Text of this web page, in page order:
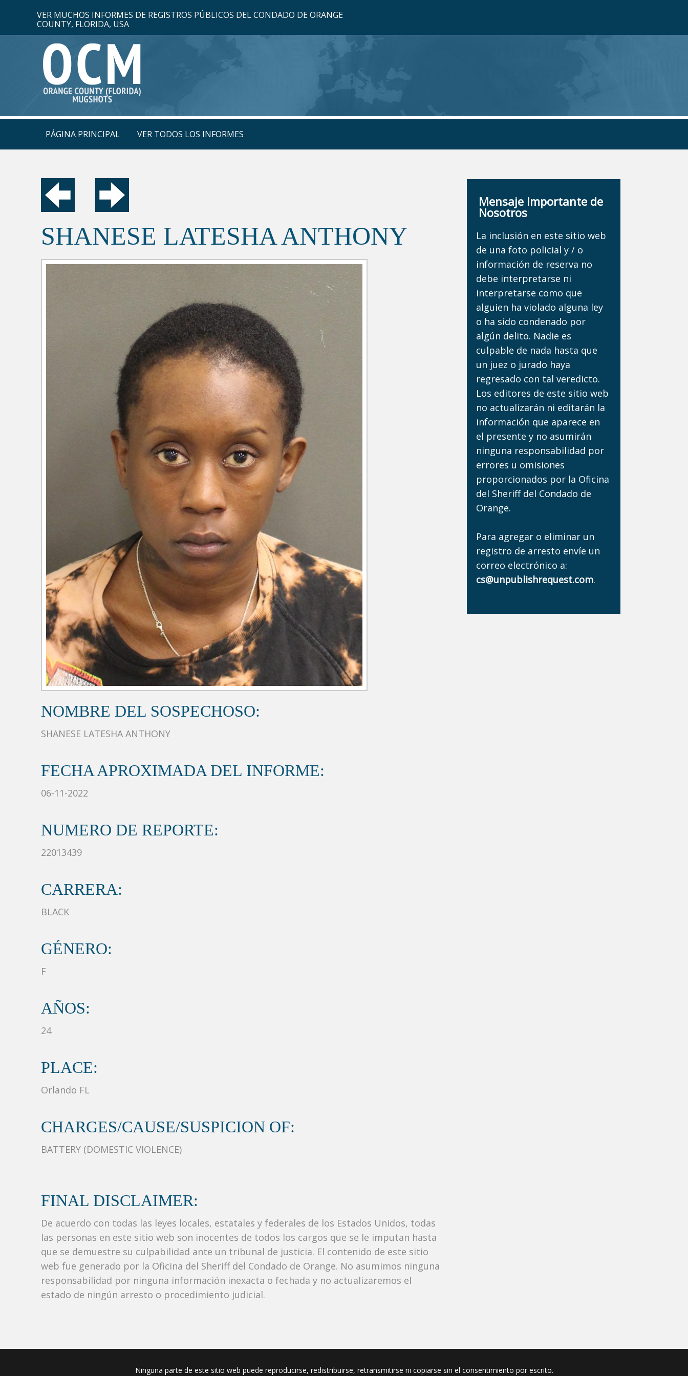
VER MUCHOS INFORMES DE REGISTROS PÚBLICOS DEL CONDADO DE ORANGE
COUNTY, FLORIDA, USA
PÁGINA PRINCIPAL VER TODOS LOS INFORMES
SHANESE LATESHA ANTHONY
NOMBRE DEL SOSPECHOSO:
SHANESE LATESHA ANTHONY
FECHA APROXIMADA DEL INFORME:
06-11-2022
NUMERO DE REPORTE:
22013439
CARRERA:
BLACK
GÉNERO:
F
AÑOS:
24
PLACE:
Orlando FL
CHARGES/CAUSE/SUSPICION OF:
BATTERY (DOMESTIC VIOLENCE)
FINAL DISCLAIMER:
De acuerdo con todas las leyes locales, estatales y federales de los Estados Unidos, todas
las personas en este sitio web son inocentes de todos los cargos que se le imputan hasta
que se demuestre su culpabilidad ante un tribunal de justicia. El contenido de este sitio
web fue generado por la Oficina del Sheriff del Condado de Orange. No asumimos ninguna
responsabilidad por ninguna información inexacta o fechada y no actualizaremos el
estado de ningún arresto o procedimiento judicial.
Mensaje Importante de
Nosotros
La inclusión en este sitio web
de una foto policial y / o
información de reserva no
debe interpretarse ni
interpretarse como que
alguien ha violado alguna ley
o ha sido condenado por
algún delito. Nadie es
culpable de nada hasta que
un juez o jurado haya
regresado con tal veredicto.
Los editores de este sitio web
no actualizarán ni editarán la
información que aparece en
el presente y no asumirán
ninguna responsabilidad por
errores u omisiones
proporcionados por la Oficina
del Sheriff del Condado de
Orange.
Para agregar o eliminar un
registro de arresto envíe un
correo electrónico a:
cs@unpublishrequest.com.
Ninguna parte de este sitio web puede reproducirse, redistribuirse, retransmitirse ni copiarse sin el consentimiento por escrito.